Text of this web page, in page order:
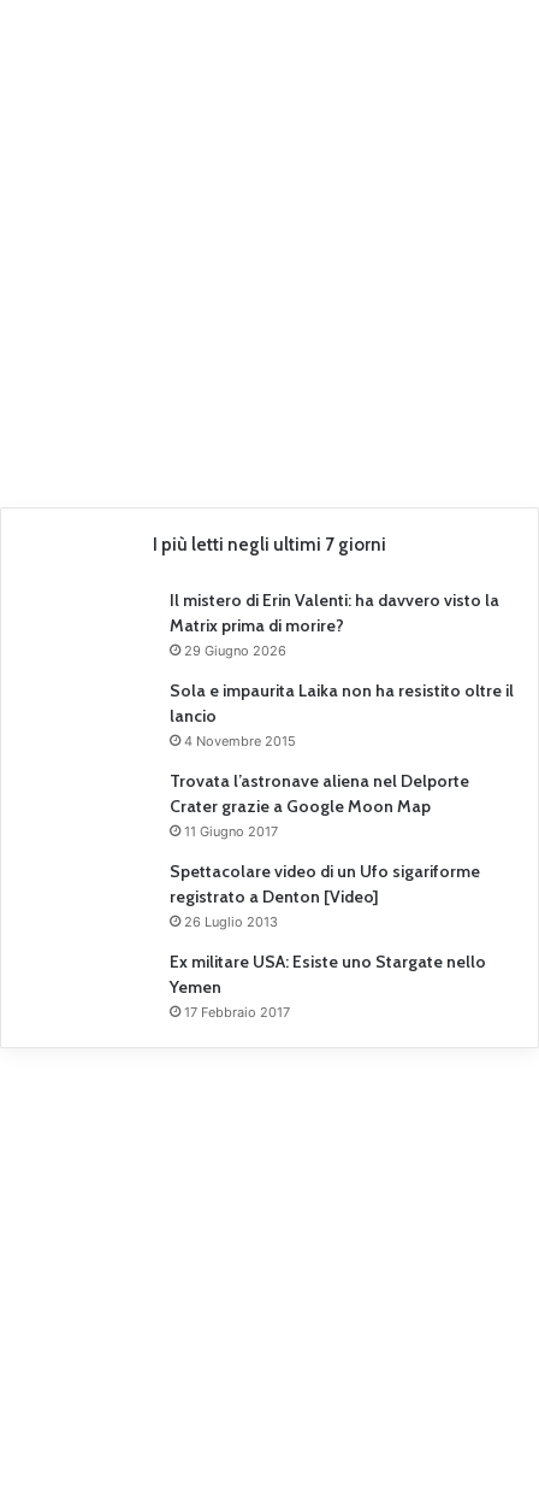
I più letti negli ultimi 7 giorni
Il mistero di Erin Valenti: ha davvero visto la
Matrix prima di morire?
29 Giugno 2026
Sola e impaurita Laika non ha resistito oltre il
lancio
4 Novembre 2015
Trovata l’astronave aliena nel Delporte
Crater grazie a Google Moon Map
11 Giugno 2017
Spettacolare video di un Ufo sigariforme
registrato a Denton [Video]
26 Luglio 2013
Ex militare USA: Esiste uno Stargate nello
Yemen
17 Febbraio 2017